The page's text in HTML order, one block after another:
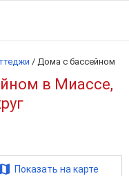
/ Дома с бассейном
в Миассе,
Показать на карте